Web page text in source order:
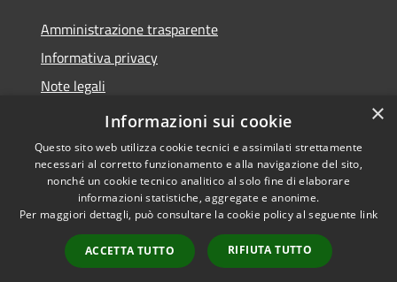
Amministrazione trasparente
Informativa privacy
Note legali
Dichiarazione di accessibilità
Accessibilità
Copyright © 2026 • Comune di
Spoleto • Powered by
Municipium•
Accesso
redazione
×
Informazioni sui cookie
Questo sito web utilizza cookie tecnici e assimilati strettamente
necessari al corretto funzionamento e alla navigazione del sito,
nonché un cookie tecnico analitico al solo fine di elaborare
informazioni statistiche, aggregate e anonime.
Per maggiori dettagli, può consultare la cookie policy al seguente link
ACCETTA TUTTO RIFIUTA TUTTO